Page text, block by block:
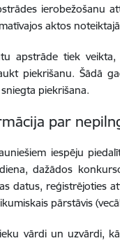
ierobežošanu
aktos
apstrāde tiek
piekrišanu. Šādā
piekrišana.
par
iespēju
dažādos
datus, reģistrējoties
pārstāvis
vārdi un uzvārdi,